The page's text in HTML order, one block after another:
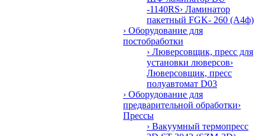
-1140RS› Ламинатор
пакетный FGK- 260 (А4ф)
› Оборудование для
постобработки
› Люверсовщик, пресс для
установки люверсов›
Люверсовщик, пресс
полуавтомат D03
› Оборудование для
предварительной обработки›
Прессы
› Вакуумный термопресс